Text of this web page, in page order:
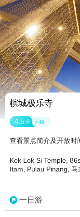
槟城极乐寺
4.5 分 不错
查看景点简介及开放时
Kek Lok Si Temple,
Itam, Pulau Pinang, 马
一日游
